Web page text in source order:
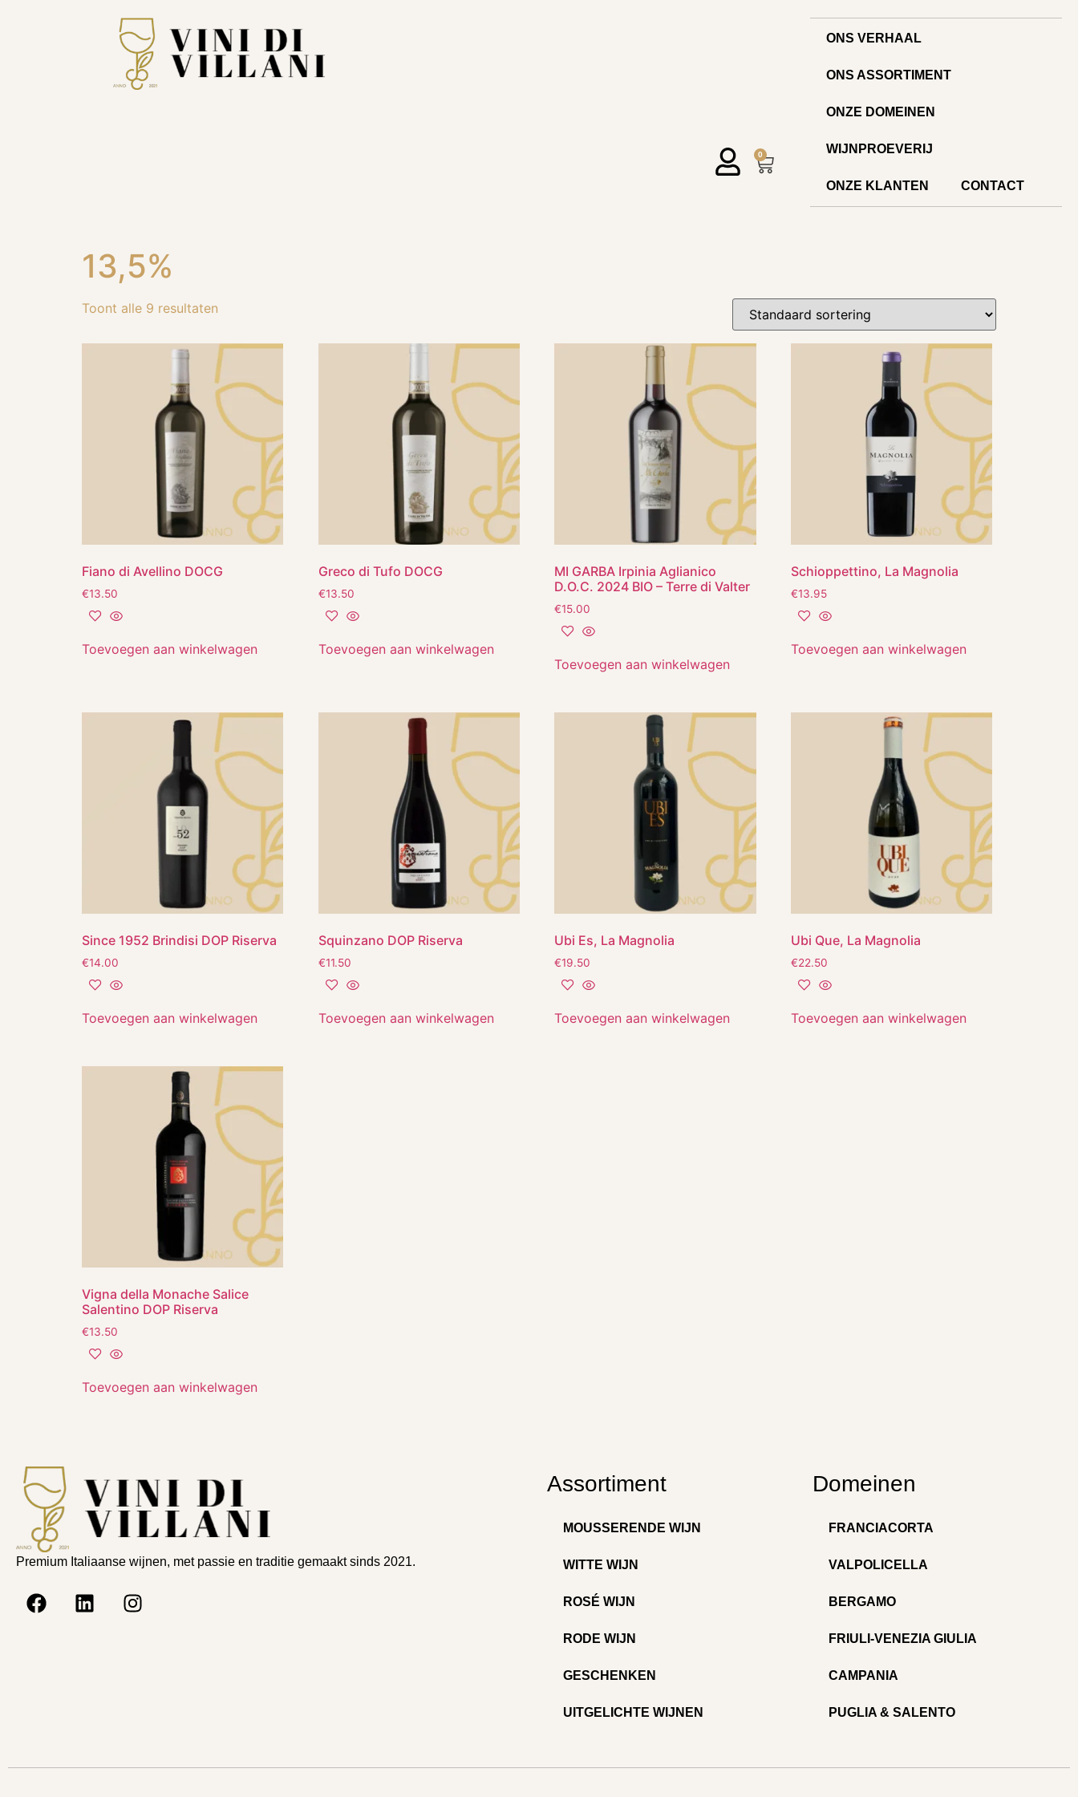
0
ONS VERHAAL
ONS ASSORTIMENT
ONZE DOMEINEN
WIJNPROEVERIJ
ONZE KLANTEN CONTACT
13,5%
Toont alle 9 resultaten
Fiano di Avellino DOCG
€13.50
Toevoegen aan winkelwagen
Greco di Tufo DOCG
€13.50
Toevoegen aan winkelwagen
MI GARBA Irpinia Aglianico
D.O.C. 2024 BIO – Terre di Valter
€15.00
Toevoegen aan winkelwagen
Schioppettino, La Magnolia
€13.95
Toevoegen aan winkelwagen
Since 1952 Brindisi DOP Riserva
€14.00
Toevoegen aan winkelwagen
Squinzano DOP Riserva
€11.50
Toevoegen aan winkelwagen
Ubi Es, La Magnolia
€19.50
Toevoegen aan winkelwagen
Ubi Que, La Magnolia
€22.50
Toevoegen aan winkelwagen
Vigna della Monache Salice
Salentino DOP Riserva
€13.50
Toevoegen aan winkelwagen
Premium Italiaanse wijnen, met passie en traditie gemaakt sinds 2021.
Assortiment
MOUSSERENDE WIJN
WITTE WIJN
ROSÉ WIJN
RODE WIJN
GESCHENKEN
UITGELICHTE WIJNEN
Domeinen
FRANCIACORTA
VALPOLICELLA
BERGAMO
FRIULI-VENEZIA GIULIA
CAMPANIA
PUGLIA & SALENTO